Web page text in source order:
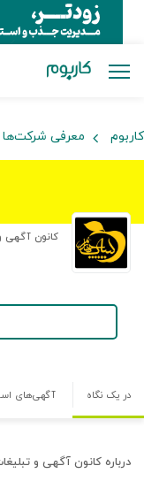
کاربوم معرفی شرکت‌ها
کانون آگهی
در یک نگاه آگهی‌های
درباره کانون آگهی و